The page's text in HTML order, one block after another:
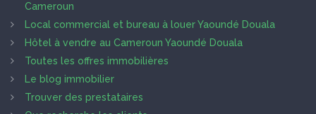
Cameroun
Local commercial et bureau à louer Yaoundé Douala
Hôtel à vendre au Cameroun Yaoundé Douala
Toutes les offres immobilières
Le blog immobilier
Trouver des prestataires